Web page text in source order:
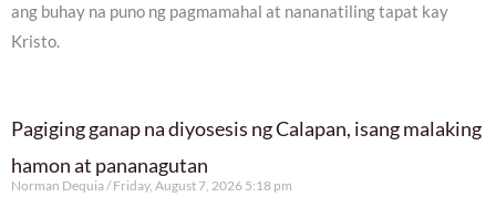
ang buhay na puno ng pagmamahal at nananatiling tapat kay
Kristo.
Pagiging ganap na diyosesis ng Calapan, isang malaking
hamon at pananagutan
Norman Dequia Friday, August 7, 2026 5:18 pm